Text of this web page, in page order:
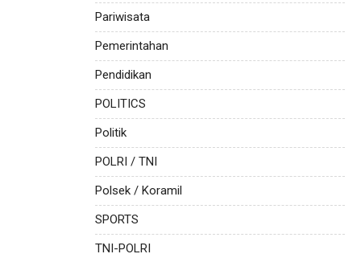
Pariwisata
Pemerintahan
Pendidikan
POLITICS
Politik
POLRI / TNI
Polsek / Koramil
SPORTS
TNI-POLRI